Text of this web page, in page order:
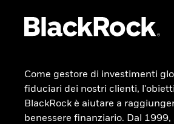
Come gestore di investimenti
fiduciari dei nostri clienti,
BlackRock è aiutare a
benessere finanziario. Dal 1999,